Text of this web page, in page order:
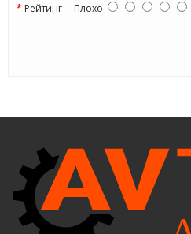
Рейтинг Плохо